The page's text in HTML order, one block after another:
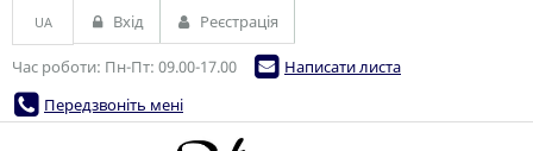
Час роботи: Пн-Пт: 09.00-17.00
Написати листа
Передзвоніть мені
UA Вхід Реєстрація